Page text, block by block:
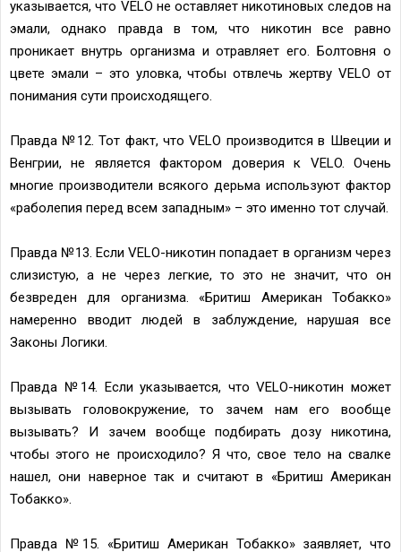
указывается, что VELO не оставляет никотиновых следов на
эмали, однако правда в том, что никотин все равно
проникает внутрь организма и отравляет его. Болтовня о
цвете эмали – это уловка, чтобы отвлечь жертву VELO от
понимания сути происходящего.
Правда №12. Тот факт, что VELO производится в Швеции и
Венгрии, не является фактором доверия к VELO. Очень
многие производители всякого дерьма используют фактор
«раболепия перед всем западным» – это именно тот случай.
Правда №13. Если VELO-никотин попадает в организм через
слизистую, а не через легкие, то это не значит, что он
безвреден для организма. «Бритиш Американ Тобакко»
намеренно вводит людей в заблуждение, нарушая все
Законы Логики.
Правда №14. Если указывается, что VELO-никотин может
вызывать головокружение, то зачем нам его вообще
вызывать? И зачем вообще подбирать дозу никотина,
чтобы этого не происходило? Я что, свое тело на свалке
нашел, они наверное так и считают в «Бритиш Американ
Тобакко».
Правда №15. «Бритиш Американ Тобакко» заявляет, что